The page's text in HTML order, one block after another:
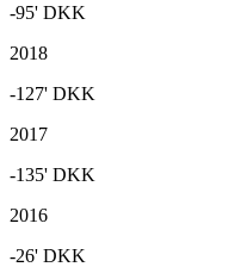
-95' DKK
2018
-127' DKK
2017
-135' DKK
2016
-26' DKK